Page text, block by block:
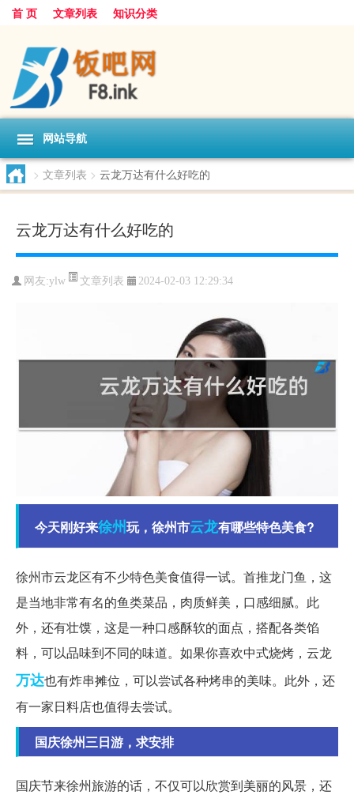
首 页 文章列表 知识分类
网站导航
> 文章列表 > 云龙万达有什么好吃的
云龙万达有什么好吃的
网友:ylw 文章列表 2024-02-03 12:29:34
今天刚好来徐州玩，徐州市云龙有哪些特色美食?
徐州市云龙区有不少特色美食值得一试。首推龙门鱼，这
是当地非常有名的鱼类菜品，肉质鲜美，口感细腻。此
外，还有壮馍，这是一种口感酥软的面点，搭配各类馅
料，可以品味到不同的味道。如果你喜欢中式烧烤，云龙
万达也有炸串摊位，可以尝试各种烤串的美味。此外，还
有一家日料店也值得去尝试。
国庆徐州三日游，求安排
国庆节来徐州旅游的话，不仅可以欣赏到美丽的风景，还